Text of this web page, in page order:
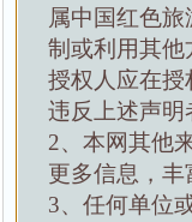
属中国红色
制或利用其他
授权人应在授
违反上述声明
2、本网其他
更多信息，
3、任何单位